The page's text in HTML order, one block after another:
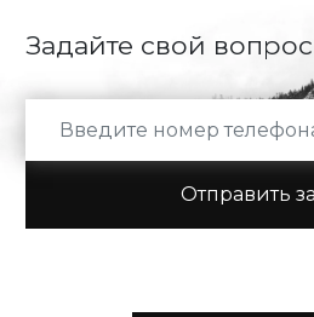
Задайте свой
Отправить